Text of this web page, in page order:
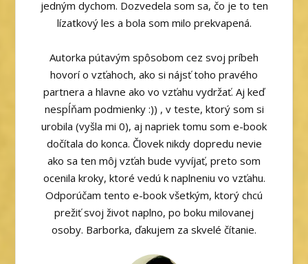
jedným dychom. Dozvedela som sa, čo je to ten
lízatkový les a bola som milo prekvapená.
Autorka pútavým spôsobom cez svoj príbeh
hovorí o vzťahoch, ako si nájsť toho pravého
partnera a hlavne ako vo vzťahu vydržať. Aj keď
nespĺňam podmienky :)) , v teste, ktorý som si
urobila (vyšla mi 0), aj napriek tomu som e-book
dočítala do konca. Človek nikdy dopredu nevie
ako sa ten môj vzťah bude vyvíjať, preto som
ocenila kroky, ktoré vedú k naplneniu vo vzťahu.
Odporúčam tento e-book všetkým, ktorý chcú
prežiť svoj život naplno, po boku milovanej
osoby. Barborka, ďakujem za skvelé čítanie.